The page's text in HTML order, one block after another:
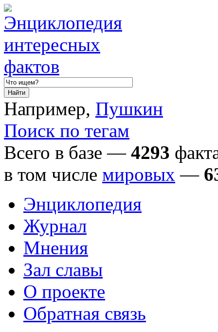
Например, Пушкин
Поиск по тегам
Всего в базе — 4293
в том числе мировых —
Энциклопедия
Журнал
Мнения
Зал славы
О проекте
Обратная связь